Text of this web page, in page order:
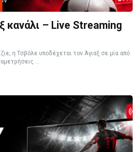
κανάλι – Live Streaming
η Τσβόλε υποδέχεται τον Άγιαξ σε μία από
...